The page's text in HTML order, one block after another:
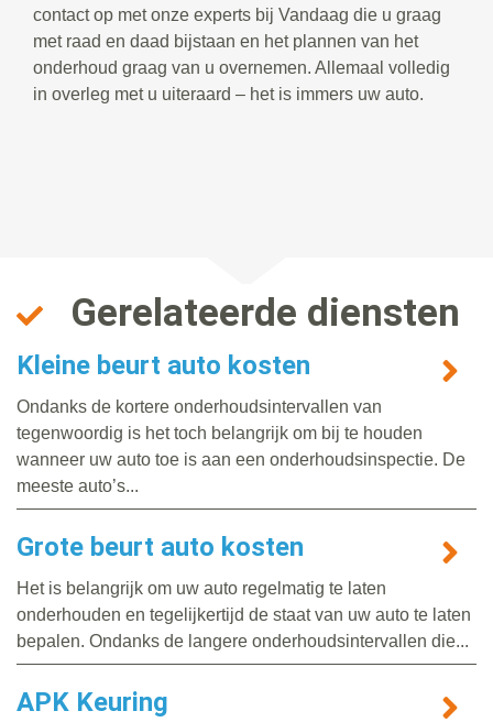
contact op met onze experts bij Vandaag die u graag
met raad en daad bijstaan en het plannen van het
onderhoud graag van u overnemen. Allemaal volledig
in overleg met u uiteraard – het is immers uw auto.
Gerelateerde diensten
Kleine beurt auto kosten
Ondanks de kortere onderhoudsintervallen van
tegenwoordig is het toch belangrijk om bij te houden
wanneer uw auto toe is aan een onderhoudsinspectie. De
meeste auto’s...
Grote beurt auto kosten
Het is belangrijk om uw auto regelmatig te laten
onderhouden en tegelijkertijd de staat van uw auto te laten
bepalen. Ondanks de langere onderhoudsintervallen die...
APK Keuring